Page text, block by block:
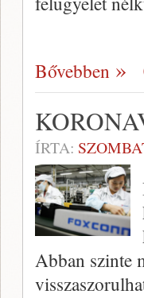
Bővebben
ÍRTA:
Abban szinte